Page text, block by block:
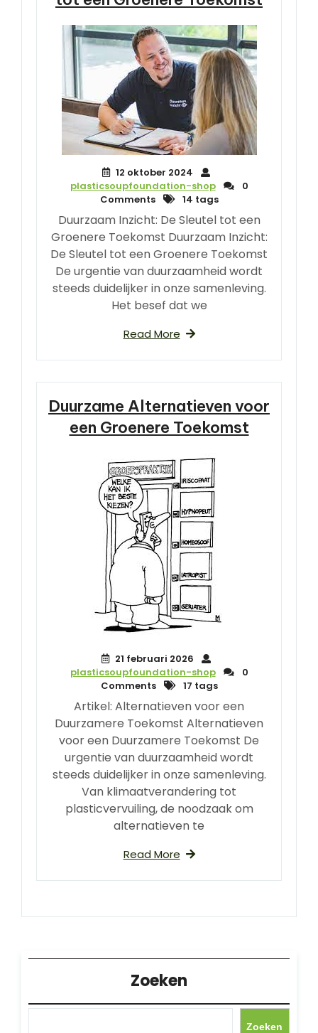
12 oktober 2024
plasticsoupfoundation-shop
0
Comments
14 tags
Duurzaam Inzicht: De Sleutel tot een
Groenere Toekomst Duurzaam Inzicht:
De Sleutel tot een Groenere Toekomst
De urgentie van duurzaamheid wordt
steeds duidelijker in onze samenleving.
Het besef dat we
Read More
Duurzame Alternatieven voor
een Groenere Toekomst
21 februari 2026
plasticsoupfoundation-shop
0
Comments
17 tags
Artikel: Alternatieven voor een
Duurzamere Toekomst Alternatieven
voor een Duurzamere Toekomst De
urgentie van duurzaamheid wordt
steeds duidelijker in onze samenleving.
Van klimaatverandering tot
plasticvervuiling, de noodzaak om
alternatieven te
Read More
Zoeken
Zoeken